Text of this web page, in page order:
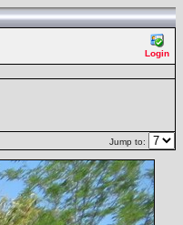
Login
Jump to: